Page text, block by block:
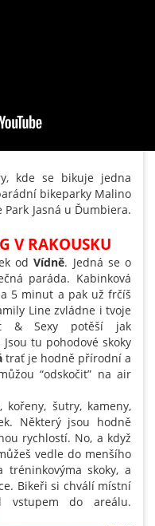
kde se bikuje jedna
bikeparky Malino
Jasná u Ďumbiera.
V RAKOUSKU
odVídně. Jedná se o
paráda. Kabinková
5 minut a pak už frčíš
Line zvládne i tvoje
& Sexy potěší jak
tu pohodové skoky
trať je hodně přírodní a
“odskočit” na air
šutry, kameny,
Některý jsou hodně
rychlostí. No, a když
vedle do menšího
tréninkovýma skoky, a
Bikeři si chválí místní
do areálu.